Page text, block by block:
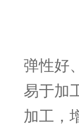
弹性好
易于加
加工，